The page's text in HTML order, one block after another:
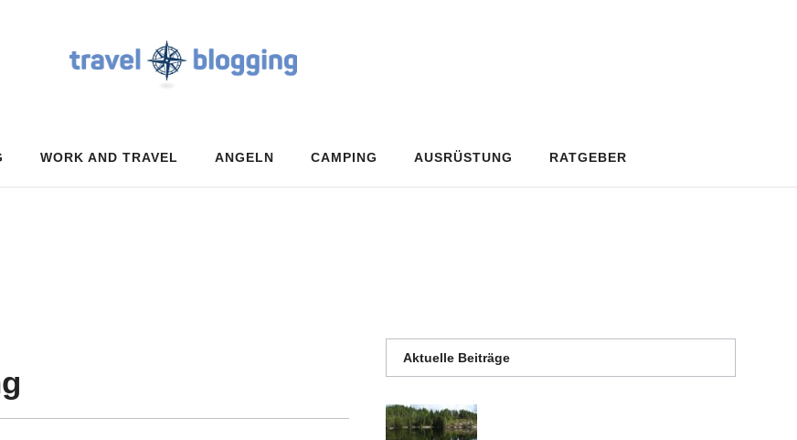
WORK AND TRAVEL ANGELN CAMPING AUSRÜSTUNG RATGEBER
Aktuelle Beiträge